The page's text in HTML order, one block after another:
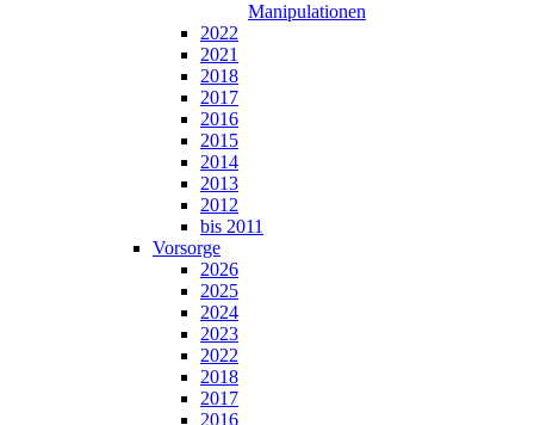
Manipulationen
2022
2021
2018
2017
2016
2015
2014
2013
2012
bis 2011
Vorsorge
2026
2025
2024
2023
2022
2018
2017
2016